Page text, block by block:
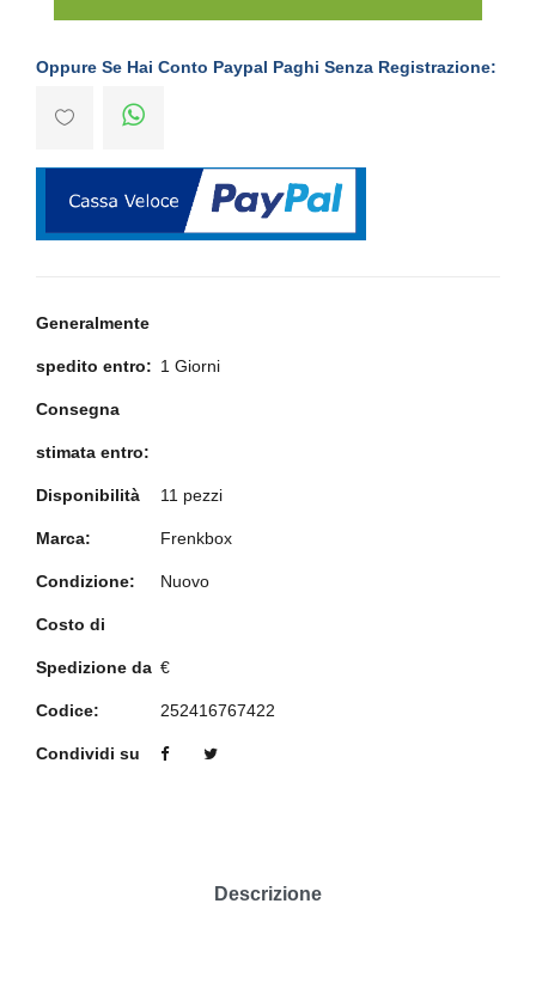
Oppure Se Hai Conto Paypal Paghi Senza Registrazione:
Generalmente
spedito entro: 1 Giorni
Consegna
stimata entro:
Disponibilità 11 pezzi
Marca: Frenkbox
Condizione: Nuovo
Costo di
Spedizione da €
Codice: 252416767422
Condividi su
Descrizione